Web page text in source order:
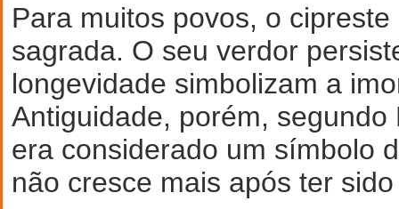
Para muitos povos, o
sagrada. O seu verdor
longevidade simbolizam a
Antiguidade, porém, segundo
era considerado um símbolo
não cresce mais após ter